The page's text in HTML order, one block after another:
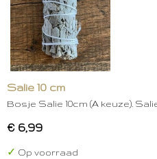
Salie 10 cm
Bosje Salie 10cm (A keuze).
€ 6,99
✓ Op voorraad